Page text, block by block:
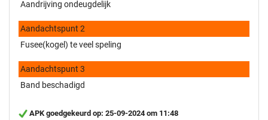
Aandrijving ondeugdelijk
Aandachtspunt 2
Fusee(kogel) te veel speling
Aandachtspunt 3
Band beschadigd
APK goedgekeurd op: 25-09-2024 om 11:48